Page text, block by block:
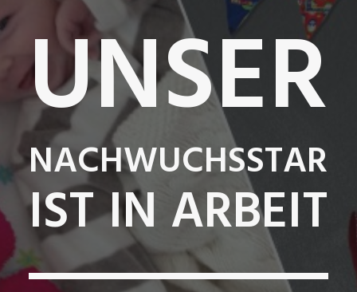
UNSER
NACHWUCHSSTAR
IST IN ARBEIT